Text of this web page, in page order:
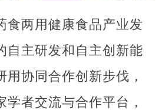
食两用健康食品产业发
自主研发和自主创新能
用协同合作创新步伐，
学者交流与合作平台，